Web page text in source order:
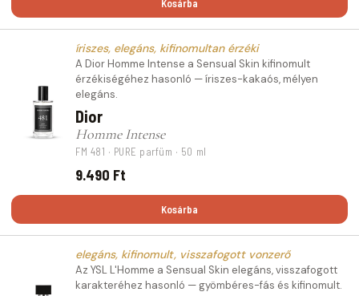
Kosárba
íriszes, elegáns, kifinomultan érzéki
A Dior Homme Intense a Sensual Skin kifinomult
érzékiségéhez hasonló — íriszes-kakaós, mélyen
elegáns.
Dior
Homme Intense
FM 481 · PURE parfüm · 50 ml
9.490 Ft
Kosárba
elegáns, kifinomult, visszafogott vonzerő
Az YSL L'Homme a Sensual Skin elegáns, visszafogott
karakteréhez hasonló — gyömbéres-fás és kifinomult.